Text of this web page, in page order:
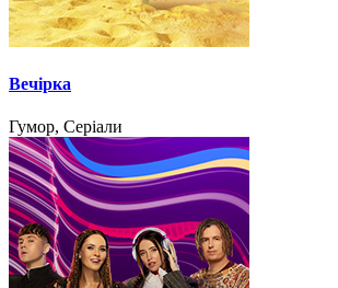
Вечірка
Гумор, Серіали